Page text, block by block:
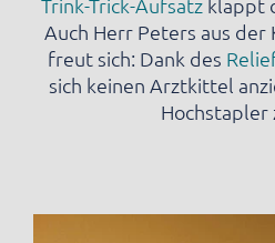
Auch Herr Peters aus
freut sich: Dank des
sich keinen Arztkittel
Hochstapler